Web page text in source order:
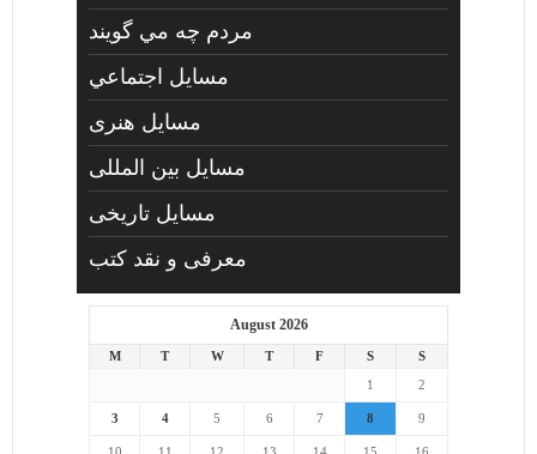
مردم چه مي گويند
مسايل اجتماعي
مسايل هنری
مسایل بین المللی
مسایل تاریخی
معرفی و نقد کتب
August 2026
M T W T F S
S
1
2
3 4 5 6 7 8 9